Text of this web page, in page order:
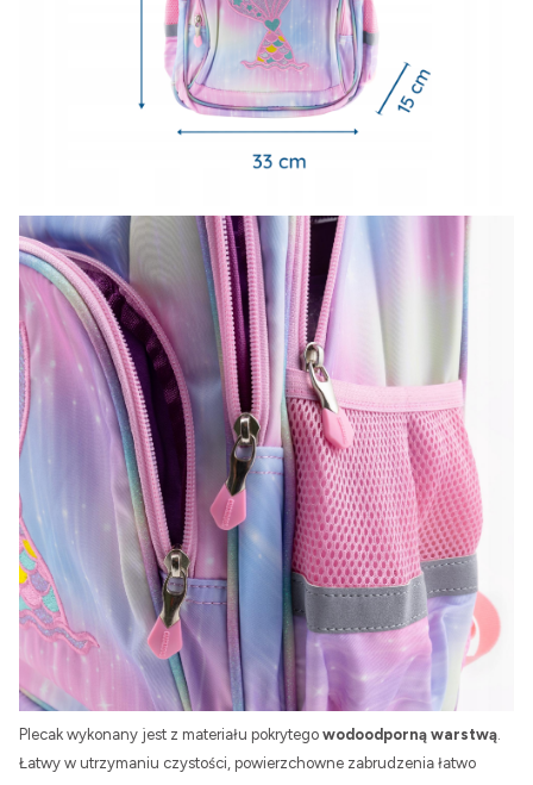
Plecak wykonany jest z materiału pokrytego wodoodporną warstwą.
Łatwy w utrzymaniu czystości, powierzchowne zabrudzenia łatwo